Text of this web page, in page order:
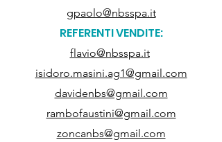
gpaolo@nbsspa.it
REFERENTI VENDITE:
flavio@nbsspa.it
isidoro.masini.ag1@gmail.com
davidenbs@gmail.com
rambofaustini@gmail.com
zoncanbs@gmail.com